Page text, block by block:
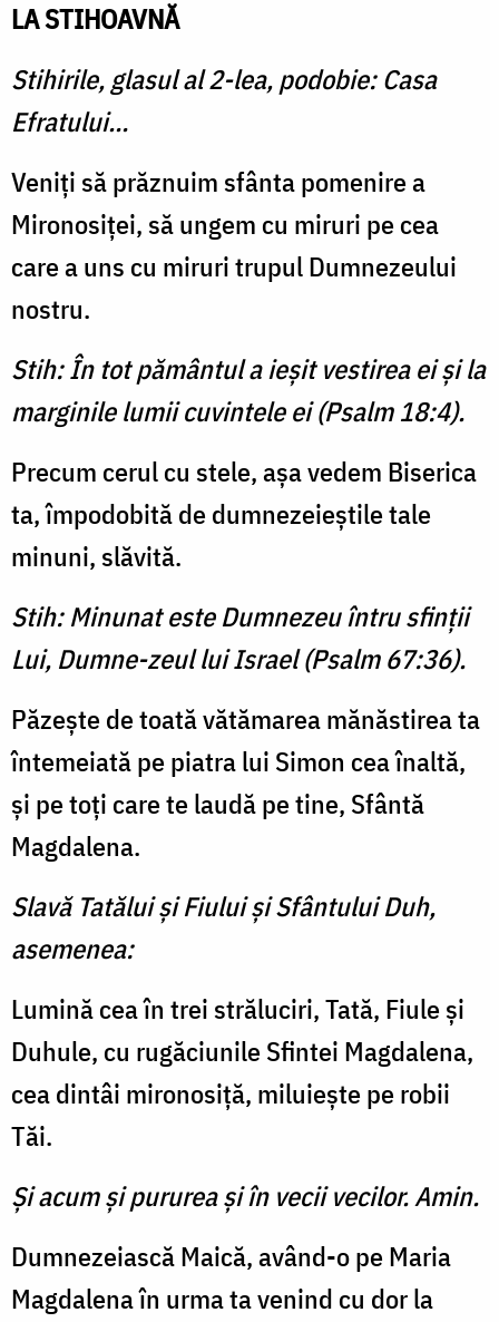
LA STIHOAVNĂ
Stihirile, glasul al 2-lea, podobie: Casa
Efratului…
Veniți să prăznuim sfânta pomenire a
Mironosiței, să ungem cu miruri pe cea
care a uns cu miruri trupul Dumnezeului
nostru.
Stih: În tot pământul a ieșit vestirea ei și la
marginile lumii cuvintele ei (Psalm 18:4).
Precum cerul cu stele, așa vedem Biserica
ta, împodobită de dumnezeieștile tale
minuni, slăvită.
Stih: Minunat este Dumnezeu întru sfinții
Lui, Dumne-zeul lui Israel (Psalm 67:36).
Păzește de toată vătămarea mănăstirea ta
întemeiată pe piatra lui Simon cea înaltă,
și pe toți care te laudă pe tine, Sfântă
Magdalena.
Slavă Tatălui şi Fiului şi Sfântului Duh,
asemenea:
Lumină cea în trei străluciri, Tată, Fiule și
Duhule, cu rugăciunile Sfintei Magdalena,
cea dintâi mironosiță, miluiește pe robii
Tăi.
Şi acum şi pururea şi în vecii vecilor. Amin.
Dumnezeiască Maică, având-o pe Maria
Magdalena în urma ta venind cu dor la